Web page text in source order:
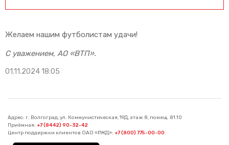
Желаем нашим футболистам удачи!
С уважением, АО «ВТП».
01.11.2024 18:05
Адрес: г. Волгоград, ул. Коммунистическая, 19Д, этаж 8, помещ. 81.10
Приёмная: +7 (8442) 90-32-42
Центр поддержки клиентов ОАО «РЖД»: +7 (800) 775-00-00